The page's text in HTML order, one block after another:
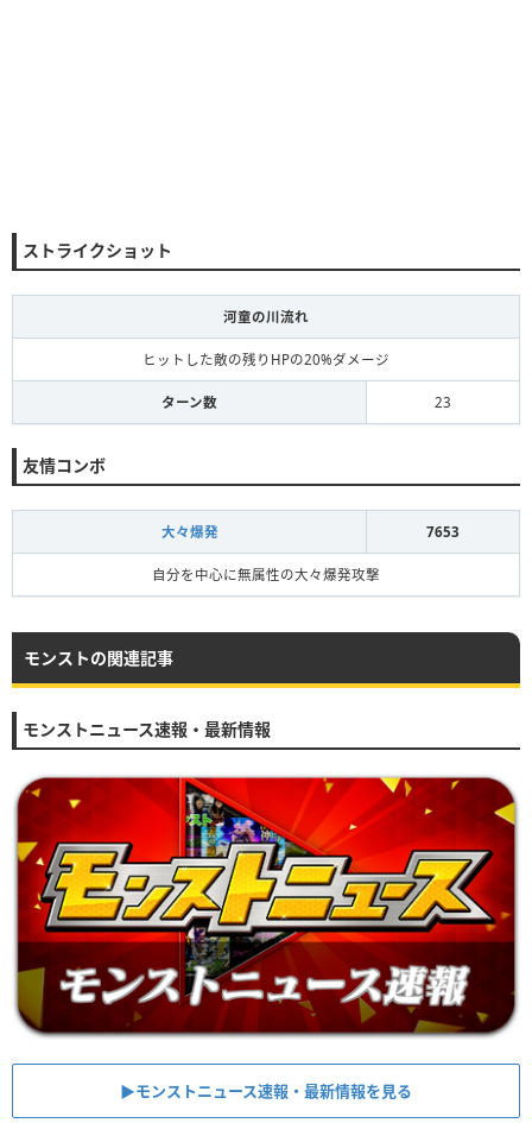
ストライクショット
河童の川流れ
ヒットした敵の残りHPの20%ダメージ
ターン数 23
友情コンボ
大々爆発 7653
自分を中心に無属性の大々爆発攻撃
モンストの関連記事
モンストニュース速報・最新情報
▶︎モンストニュース速報・最新情報を見る